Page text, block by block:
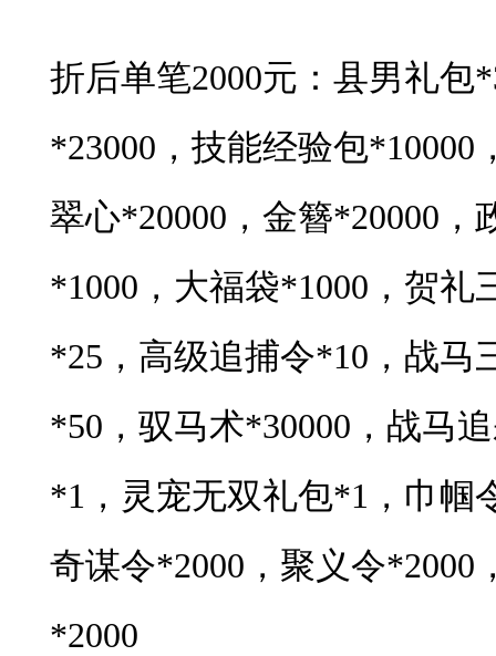
折后单笔2000元：县男礼包
*23000，技能经验包*10000
翠心*20000，金簪*20000，
*1000，大福袋*1000，贺礼
*25，高级追捕令*10，战马
*50，驭马术*30000，战马
*1，灵宠无双礼包*1，巾帼
奇谋令*2000，聚义令*2000
*2000